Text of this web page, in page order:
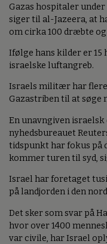
Gazas hospitaler
siger til al-Jazeera, at
om cirka 100 dræbte og
Ifølge hans kilder er
israelske luftangreb.
Israels militær har
Gazastriben til at
En unavngiven
nyhedsbureauet
tidspunkt har fokus på
kommer turen til syd,
Israel har foretaget
på landjorden i den
Det sker som svar på
hvor over 1400
var civile, har Israel